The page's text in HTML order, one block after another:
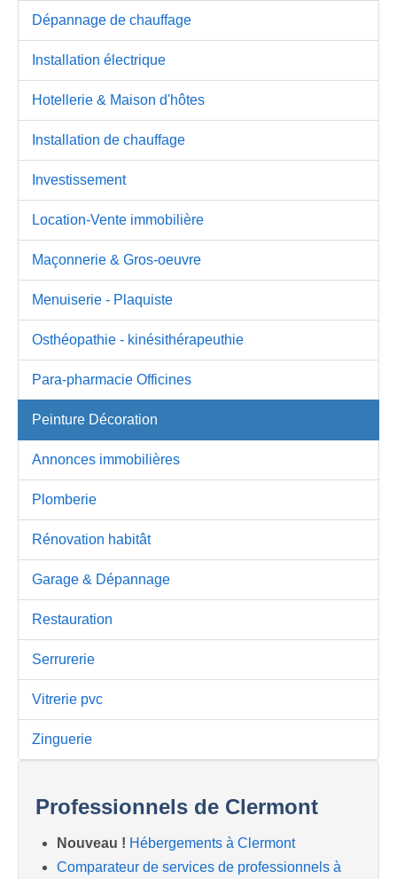
Dépannage de chauffage
Installation électrique
Hotellerie & Maison d'hôtes
Installation de chauffage
Investissement
Location-Vente immobilière
Maçonnerie & Gros-oeuvre
Menuiserie - Plaquiste
Osthéopathie - kinésithérapeuthie
Para-pharmacie Officines
Peinture Décoration
Annonces immobilières
Plomberie
Rénovation habitât
Garage & Dépannage
Restauration
Serrurerie
Vitrerie pvc
Zinguerie
Professionnels de Clermont
Nouveau ! Hébergements à Clermont
Comparateur de services de professionnels à